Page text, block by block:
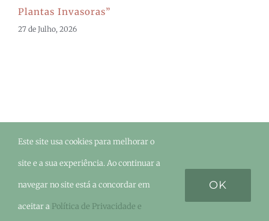
Plantas Invasoras”
27 de Julho, 2026
Este site usa cookies para melhorar o
site e a sua experiência. Ao continuar a
navegar no site está a concordar em
aceitar a Política de Privacidade e
OK